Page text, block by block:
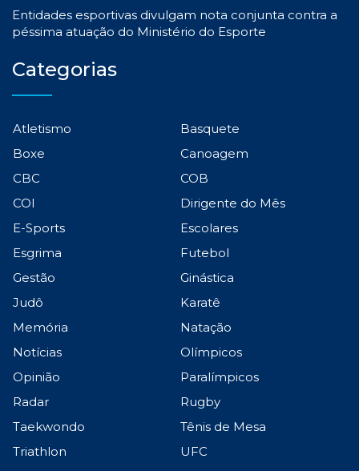
Entidades esportivas divulgam nota conjunta contra a
péssima atuação do Ministério do Esporte
Categorias
Atletismo
Basquete
Boxe
Canoagem
CBC
COB
COI
Dirigente do Mês
E-Sports
Escolares
Esgrima
Futebol
Gestão
Ginástica
Judô
Karatê
Memória
Natação
Notícias
Olímpicos
Opinião
Paralímpicos
Radar
Rugby
Taekwondo
Tênis de Mesa
Triathlon
UFC